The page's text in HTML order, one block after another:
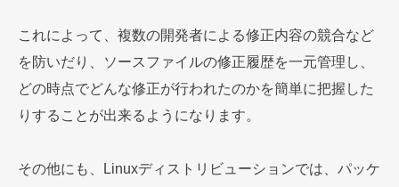
これによって、複数の開発者による修正内容の競合など
を防いだり、ソースファイルの修正履歴を一元管理し、
どの時点でどんな修正が行われたのかを簡単に把握した
りすることが出来るようになります。
その他にも、Linuxディストリビューションでは、パッケ